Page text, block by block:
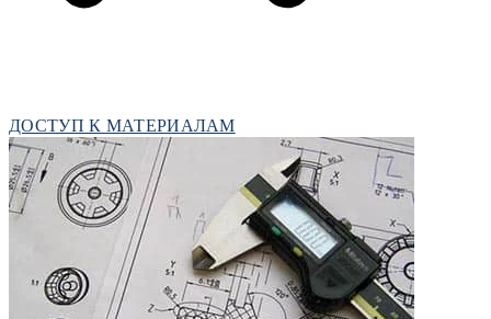
ДОСТУП К МАТЕРИАЛАМ